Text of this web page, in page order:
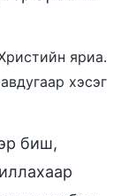
яриа.
хэсэг
биш,